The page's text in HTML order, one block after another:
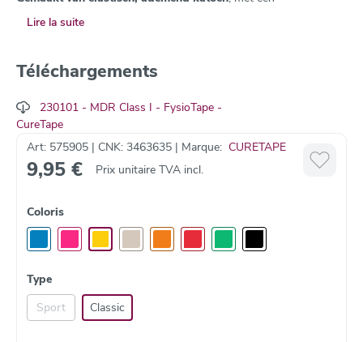
hypoallergene, latexvrije acryllijmlaag, biedt CureTape Classic
op die van de menselijke huid, wat essentieel is voor een
effectieve Medical Taping behandeling.
Waarom kiezen voor CureTape Classic?
Gemaakt van hoogwaardig katoen met hypoallergene acryl-
Latexvrij en huidvriendelijk
Waterresistent, ademend en geschikt voor langdurig gebruik
Voldoet aan de Europese MDR-wetgeving voor medische
hulpmiddelen
Verkrijgbaar in 8 kleuren
Lire la suite
Téléchargements
230101 - MDR Class I - FysioTape -
CureTape
Art: 575905 | CNK: 3463635 | Marque: CURETAPE
9,95 € Prix unitaire TVA incl.
Coloris
Type
Sport
Classic